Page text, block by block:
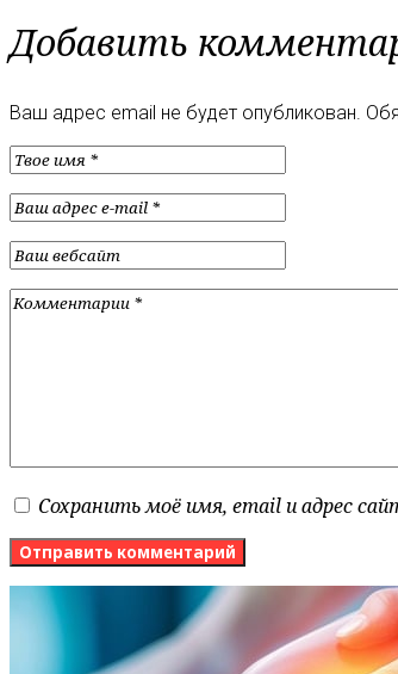
Добавить
Ваш адрес email не будет опубликован.
Сохранить моё имя, email и адрес